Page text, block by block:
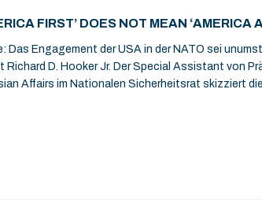
FIRST’ DOES NOT MEAN ‘AMERICA
Das Engagement der USA in der NATO sei
Richard D. Hooker Jr. Der Special Assistant von
Affairs im Nationalen Sicherheitsrat skizziert